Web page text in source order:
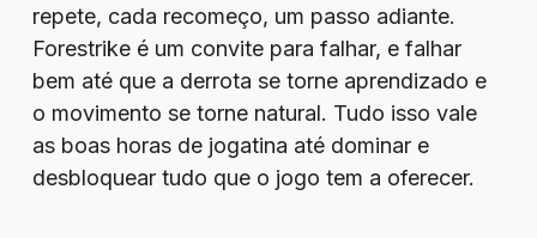
repete, cada recomeço, um passo adiante.
Forestrike é um convite para falhar, e falhar
bem até que a derrota se torne aprendizado e
o movimento se torne natural. Tudo isso vale
as boas horas de jogatina até dominar e
desbloquear tudo que o jogo tem a oferecer.